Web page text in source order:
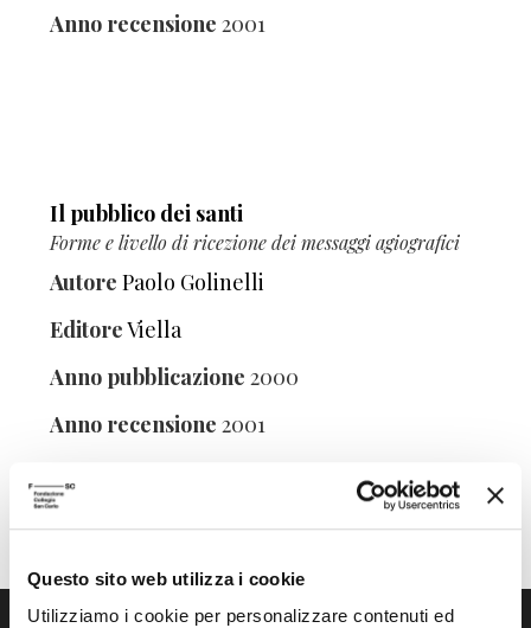
Questo sito web utilizza i cookie
Utilizziamo i cookie per personalizzare contenuti ed
Anno recensione 2001
Il pubblico dei santi
Forme e livello di ricezione dei messaggi agiografici
Autore Paolo Golinelli
EditoreViella
Anno pubblicazione 2000
Anno recensione 2001